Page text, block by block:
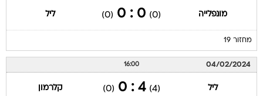
מונפלייה (0)
0 : 0
(0) ליל
מחזור 19
04/02/2024
16:00
ליל (4)
4 : 0
(0) קלרמון